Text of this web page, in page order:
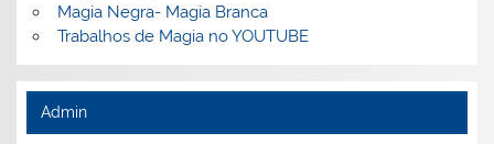
Magia Negra- Magia Branca
Trabalhos de Magia no YOUTUBE
Admin